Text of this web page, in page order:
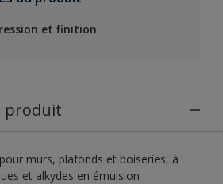
et finition
produit
murs, plafonds et boiseries, à
et alkydes en émulsion